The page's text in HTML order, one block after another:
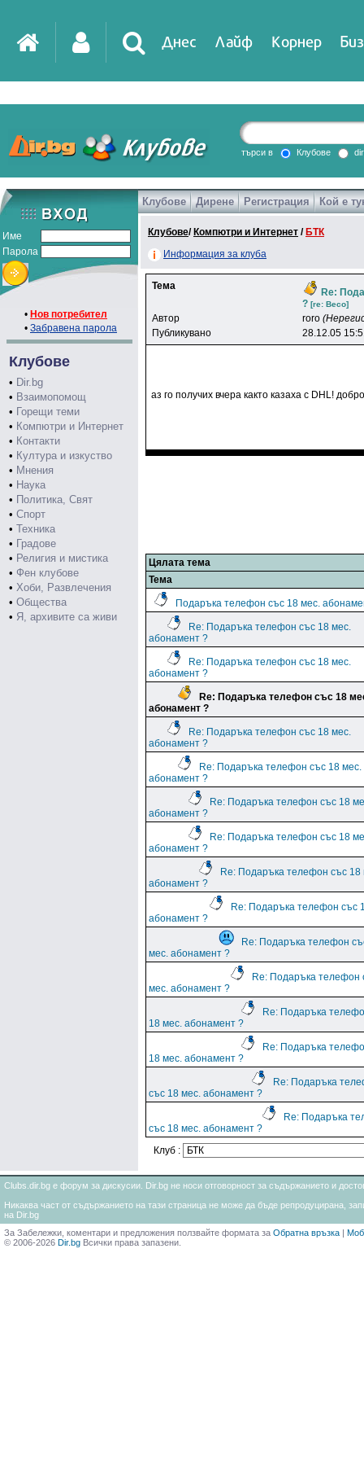
Днес Лайф Корнер
DirTV Impressio
Games
търси в Клубове
Име
Парола
• Нов потребител
• Забравена парола
Клубове
• Dir.bg
• Взаимопомощ
• Горещи теми
• Компютри и Интернет
• Контакти
• Култура и изкуство
• Мнения
• Наука
• Политика, Свят
• Спорт
• Техника
• Градове
• Религия и мистика
• Фен клубове
• Хоби, Развлечения
• Общества
• Я, архивите са живи
Клубове Дирене Регистрация Кой е
Клубове/ Компютри и Интернет / БТК
Информация за клуба
Тема
Re:
? [re: Beco]
Автор roro
Публикувано
28.12.05
аз го получих вчера както казаха с DHL!
Цялата тема
Тема
Подаръка телефон със 18 мес.
Re: Подаръка телефон със 18 мес.
абонамент ?
Re: Подаръка телефон със 18 мес.
абонамент ?
Re: Подаръка телефон със 18
абонамент ?
Re: Подаръка телефон със 18 мес.
абонамент ?
Re: Подаръка телефон със 18 мес.
абонамент ?
Re: Подаръка телефон със 18
абонамент ?
Re: Подаръка телефон със 18
абонамент ?
Re: Подаръка телефон със 18
абонамент ?
Re: Подаръка телефон със
абонамент ?
Re: Подаръка телефон
мес. абонамент ?
Re: Подаръка телефон
мес. абонамент ?
Re: Подаръка
18 мес. абонамент ?
Re: Подаръка
18 мес. абонамент ?
Re: Подаръка
със 18 мес. абонамент ?
Re: Подаръка
със 18 мес. абонамент ?
Клуб :
Clubs.dir.bg е форум за дискусии. Dir.bg не носи отговорност за съдържанието и
Никаква част от съдържанието на тази страница не може да бъде репродуцирана,
на Dir.bg
За Забележки, коментари и предложения ползвайте формата за Обратна връзка |
© 2006-2026 Dir.bg Всички права запазени.